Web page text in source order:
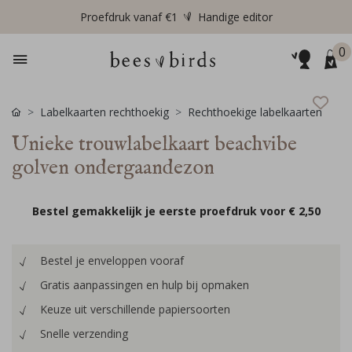
Proefdruk vanaf €1 Handige editor
0
Labelkaarten rechthoekig Rechthoekige labelkaarten
Unieke trouwlabelkaart beachvibe
golven ondergaandezon
Bestel gemakkelijk je eerste proefdruk voor € 2,50
Bestel je enveloppen vooraf
Gratis aanpassingen en hulp bij opmaken
Keuze uit verschillende papiersoorten
Snelle verzending